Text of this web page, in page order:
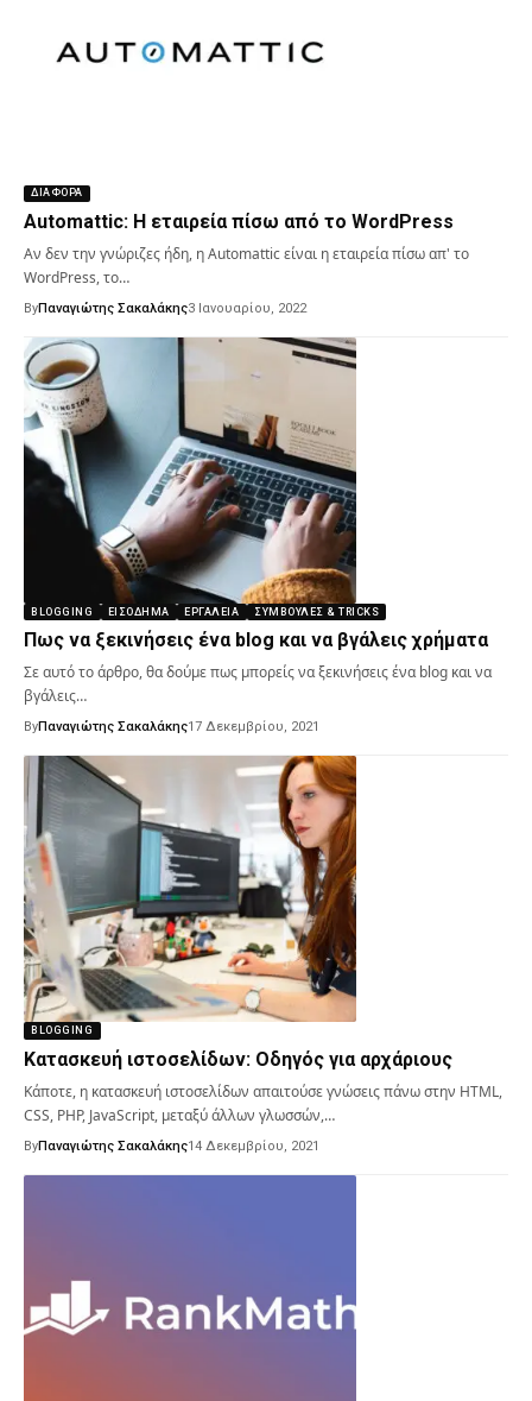
ΔΙΑΦΟΡΑ
Automattic: Η εταιρεία πίσω από το WordPress
Αν δεν την γνώριζες ήδη, η Automattic είναι η εταιρεία πίσω απ' το
WordPress, το…
ByΠαναγιώτης Σακαλάκης3 Ιανουαρίου, 2022
BLOGGING ΕΙΣΌΔΗΜΑ ΕΡΓΑΛΕΊΑ ΣΥΜΒΟΥΛΈΣ & TRICKS
Πως να ξεκινήσεις ένα blog και να βγάλεις χρήματα
Σε αυτό το άρθρο, θα δούμε πως μπορείς να ξεκινήσεις ένα blog και να
βγάλεις…
ByΠαναγιώτης Σακαλάκης17 Δεκεμβρίου, 2021
BLOGGING
Κατασκευή ιστοσελίδων: Οδηγός για αρχάριους
Κάποτε, η κατασκευή ιστοσελίδων απαιτούσε γνώσεις πάνω στην HTML,
CSS, PHP, JavaScript, μεταξύ άλλων γλωσσών,…
ByΠαναγιώτης Σακαλάκης14 Δεκεμβρίου, 2021